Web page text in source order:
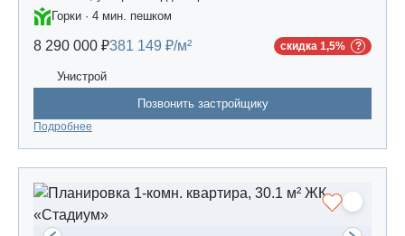
Горки · 4 мин. пешком
8 290 000 ₽381 149 ₽/м² скидка 1,5%
Унистрой
Позвонить застройщику
Подробнее